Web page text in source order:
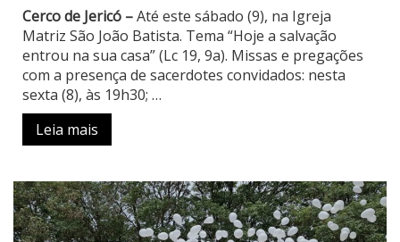
Cerco de Jericó –Até este sábado (9), na Igreja
Matriz São João Batista. Tema “Hoje a salvação
entrou na sua casa” (Lc 19, 9a). Missas e pregações
com a presença de sacerdotes convidados: nesta
sexta (8), às 19h30; …
Leia mais